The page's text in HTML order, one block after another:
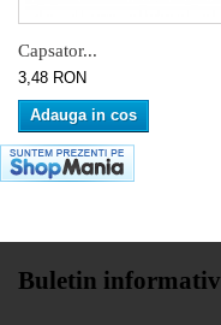
Capsator...
3,48 RON
Adauga in cos
Buletin informativ